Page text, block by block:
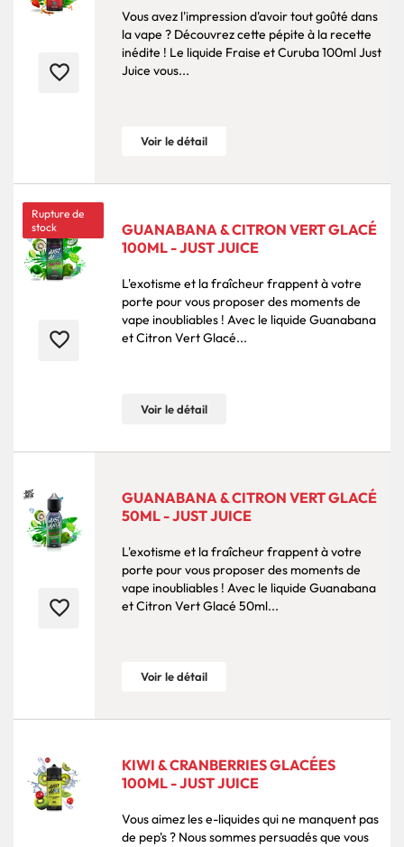
favorite_border
Vous avez l'impression d'avoir tout goûté dans
la vape ? Découvrez cette pépite à la recette
inédite ! Le liquide Fraise et Curuba 100ml Just
Juice vous...
Voir le détail
Rupture de
stock
favorite_border
GUANABANA & CITRON VERT GLACÉ
100ML - JUST JUICE
L'exotisme et la fraîcheur frappent à votre
porte pour vous proposer des moments de
vape inoubliables ! Avec le liquide Guanabana
et Citron Vert Glacé...
Voir le détail
favorite_border
GUANABANA & CITRON VERT GLACÉ
50ML - JUST JUICE
L'exotisme et la fraîcheur frappent à votre
porte pour vous proposer des moments de
vape inoubliables ! Avec le liquide Guanabana
et Citron Vert Glacé 50ml...
Voir le détail
KIWI & CRANBERRIES GLACÉES
100ML - JUST JUICE
Vous aimez les e-liquides qui ne manquent pas
de pep's ? Nous sommes persuadés que vous